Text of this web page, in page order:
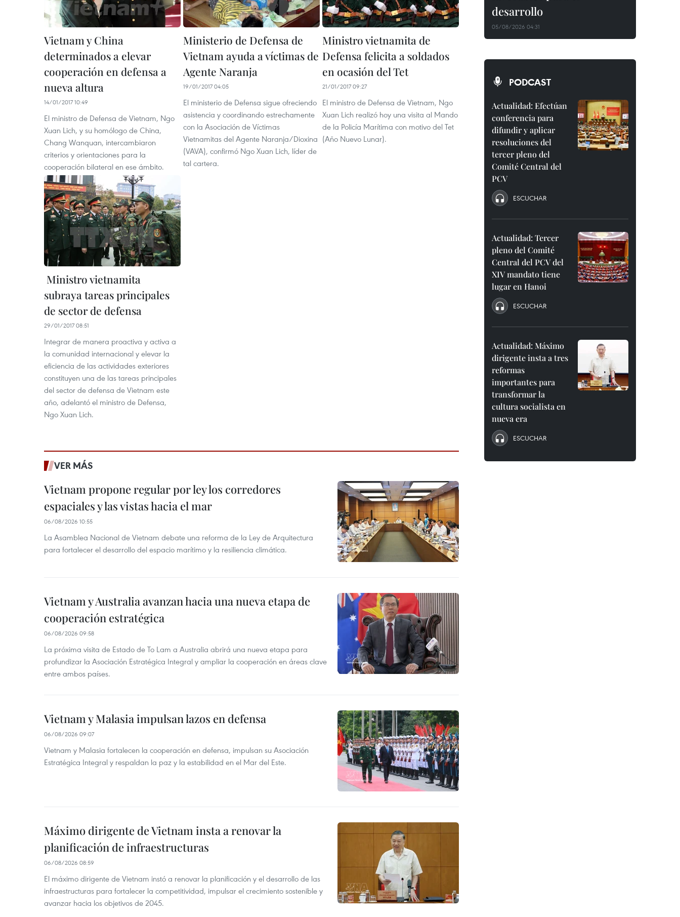
Vietnam y China
determinados a elevar
cooperación en defensa a
nueva altura
14/01/2017 10:49
El ministro de Defensa de Vietnam, Ngo
Xuan Lich, y su homólogo de China,
Chang Wanquan, intercambiaron
criterios y orientaciones para la
cooperación bilateral en ese ámbito.
Ministerio de Defensa de
Vietnam ayuda a víctimas de
Agente Naranja
19/01/2017 04:05
El ministerio de Defensa sigue ofreciendo
asistencia y coordinando estrechamente
con la Asociación de Víctimas
Vietnamitas del Agente Naranja/Dioxina
(VAVA), confirmó Ngo Xuan Lich, líder de
tal cartera.
Ministro vietnamita de
Defensa felicita a soldados
en ocasión del Tet
21/01/2017 09:27
El ministro de Defensa de Vietnam, Ngo
Xuan Lich realizó hoy una visita al Mando
de la Policía Marítima con motivo del Tet
(Año Nuevo Lunar).
​ Ministro vietnamita
subraya tareas principales
de sector de defensa
29/01/2017 08:51
Integrar de manera proactiva y activa a
la comunidad internacional y elevar la
eficiencia de las actividades exteriores
constituyen una de las tareas principales
del sector de defensa de Vietnam este
año, adelantó el ministro de Defensa,
Ngo Xuan Lich.
VER MÁS
Vietnam propone regular por ley los corredores
espaciales y las vistas hacia el mar
06/08/2026 10:55
La Asamblea Nacional de Vietnam debate una reforma de la Ley de Arquitectura
para fortalecer el desarrollo del espacio marítimo y la resiliencia climática.
Vietnam y Australia avanzan hacia una nueva etapa de
cooperación estratégica
06/08/2026 09:58
La próxima visita de Estado de To Lam a Australia abrirá una nueva etapa para
profundizar la Asociación Estratégica Integral y ampliar la cooperación en áreas clave
entre ambos países.
Vietnam y Malasia impulsan lazos en defensa
06/08/2026 09:07
Vietnam y Malasia fortalecen la cooperación en defensa, impulsan su Asociación
Estratégica Integral y respaldan la paz y la estabilidad en el Mar del Este.
Máximo dirigente de Vietnam insta a renovar la
planificación de infraestructuras
06/08/2026 08:59
El máximo dirigente de Vietnam instó a renovar la planificación y el desarrollo de las
infraestructuras para fortalecer la competitividad, impulsar el crecimiento sostenible y
avanzar hacia los objetivos de 2045.
desarrollo
05/08/2026 04:31
PODCAST
Actualidad: Efectúan
conferencia para
difundir y aplicar
resoluciones del
tercer pleno del
Comité Central del
PCV
ESCUCHAR
Actualidad: Tercer
pleno del Comité
Central del PCV del
XIV mandato tiene
lugar en Hanoi
ESCUCHAR
Actualidad: Máximo
dirigente insta a tres
reformas
importantes para
transformar la
cultura socialista en
nueva era
ESCUCHAR